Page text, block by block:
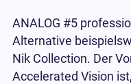
ANALOG #5
Alternative
Nik Collection. Der
Accelerated Vision